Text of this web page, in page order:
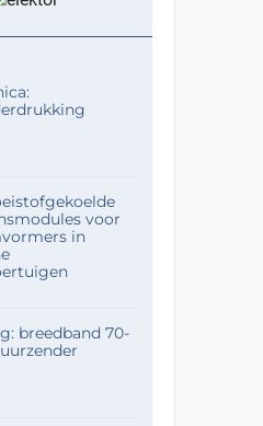
voor
in
breedband 70-